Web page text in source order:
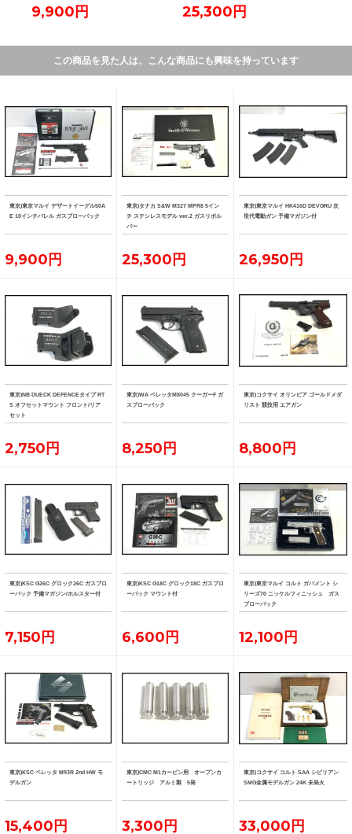
9,900円 25,300円
この商品を見た人は、こんな商品にも興味を持っています
東京)東京マルイ デザートイーグル50A
E 10インチバレル ガスブローバック
9,900円
東京)タナカ S&W M327 MPR8 5イン
チ ステンレスモデル ver.2 ガスリボル
バー
25,300円
東京)東京マルイ HK416D DEVGRU 次
世代電動ガン 予備マガジン付
26,950円
東京)NB DUECK DEFENCEタイプ RT
S オフセットマウント フロント/リア
セット
2,750円
東京)WA ベレッタM8045 クーガーF ガ
スブローバック
8,250円
東京)コクサイ オリンピア ゴールドメダ
リスト 競技用 エアガン
8,800円
東京)KSC G26C グロック26C ガスブロ
ーバック 予備マガジン/ホルスター付
7,150円
東京)KSC G18C グロック18C ガスブロ
ーバック マウント付
6,600円
東京)東京マルイ コルト ガバメント シ
リーズ70 ニッケルフィニッシュ ガス
ブローバック
12,100円
東京)KSC ベレッタ M93R 2nd HW モ
デルガン
15,400円
東京)CMC M1カービン用 オープンカ
ートリッジ アルミ製 5発
3,300円
東京)コクサイ コルト SAA シビリアン
SMG金属モデルガン 24K 未発火
33,000円